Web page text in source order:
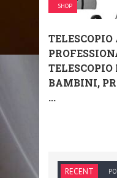
SHOP
TELESCOPIO
BAMBINI,
...
RECENT